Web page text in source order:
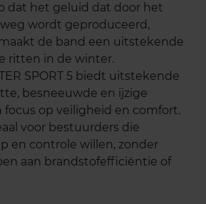
dat het geluid dat door het
wordt geproduceerd,
de band een uitstekende
ritten in de winter.
SPORT 5 biedt uitstekende
besneeuwde en ijzige
op veiligheid en comfort.
voor bestuurders die
en controle willen, zonder
aan brandstofefficiëntie of